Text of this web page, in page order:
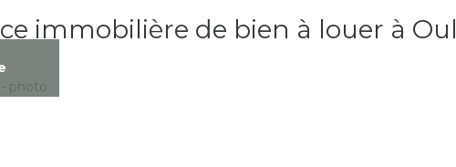
immobilière de bien à louer à